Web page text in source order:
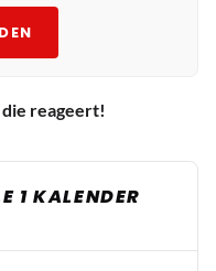
reageert!
1 KALENDER